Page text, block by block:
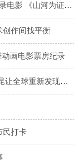
》全景展现14年抗战历程
创作间找平衡
画电影票房纪录
球重新发现昆曲
民打卡